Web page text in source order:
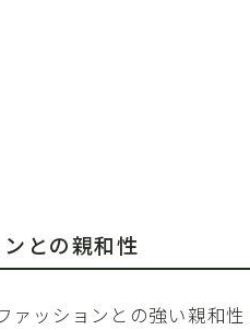
との親和性
ァッションとの強い親和性